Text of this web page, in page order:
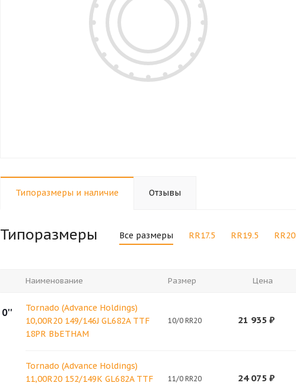
Типоразмеры и наличие Отзывы
Типоразмеры Все размеры RR17.5 RR19.5 RR20
Наименование Размер Цена
0''
Tornado (Advance Holdings)
10,00R20 149/146J GL682A TTF
18PR ВЬЕТНАМ
10/0 RR20 21 935 ₽
Tornado (Advance Holdings)
11,00R20 152/149K GL682A TTF
11/0 RR20 24 075 ₽